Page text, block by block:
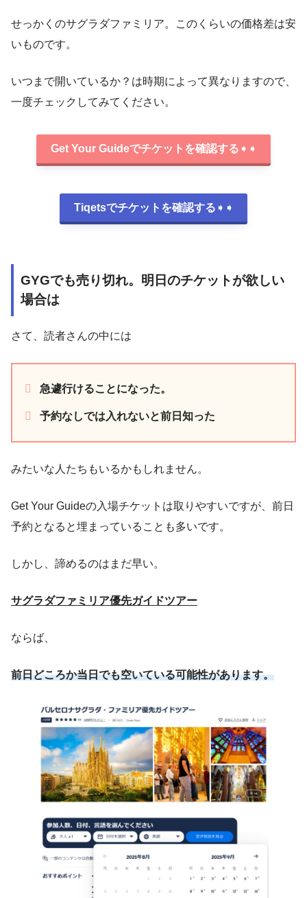
せっかくのサグラダファミリア。このくらいの価格差は安
いものです。
いつまで開いているか？は時期によって異なりますので、
一度チェックしてみてください。
Get Your Guideでチケットを確認する ➧➧
Tiqetsでチケットを確認する ➧➧
GYGでも売り切れ。明日のチケットが欲しい
場合は
さて、読者さんの中には
急遽行けることになった。
予約なしでは入れないと前日知った
みたいな人たちもいるかもしれません。
Get Your Guideの入場チケットは取りやすいですが、前日
予約となると埋まっていることも多いです。
しかし、諦めるのはまだ早い。
サグラダファミリア優先ガイドツアー
ならば、
前日どころか当日でも空いている可能性があります。